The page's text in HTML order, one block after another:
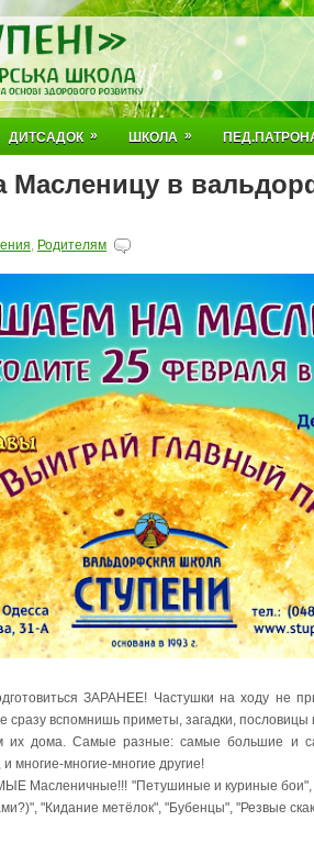
ДИТСАДОК » ШКОЛА »
Масленицу в
, Родителям
ЗАРАНЕЕ! Частушки на ходу не
сразу вспомнишь приметы, загадки, пословицы
их дома. Самые разные: самые большие и
многие-многие-многие другие!
Масленичные!!! "Петушиные и куриные бои",
"Кидание метёлок", "Бубенцы", "Резвые